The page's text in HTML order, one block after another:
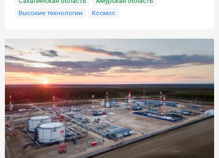
Высокие технологии
Космос